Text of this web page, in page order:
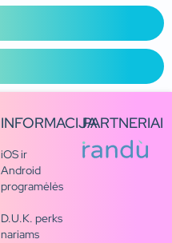
INFORMACIJA
iOS ir
Android
programėlės
D.U.K. perks
nariams
PARTNERIAI